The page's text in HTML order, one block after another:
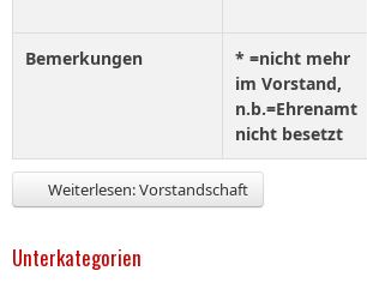
Bemerkungen
* =nicht mehr
im Vorstand,
n.b.=Ehrenamt
nicht besetzt
Weiterlesen: Vorstandschaft
Unterkategorien